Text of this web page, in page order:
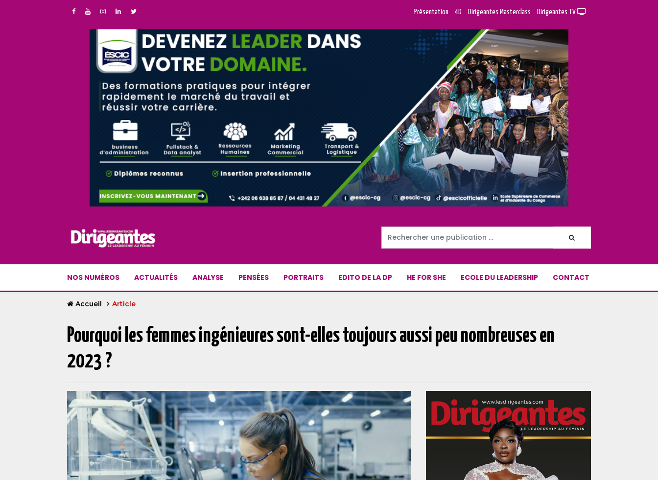
Présentation 4D Dirigeantes Masterclass Dirigeantes TV
NOS NUMÉROS ACTUALITÉS ANALYSE PENSÉES PORTRAITS EDITO DE LA DP HE FOR SHE ECOLE DU LEADERSHIP CONTACT
Accueil Article
Pourquoi les femmes ingénieures sont-elles toujours aussi peu nombreuses en
2023 ?